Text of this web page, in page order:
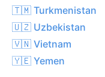
🇹🇲 Turkmenistan
🇺🇿 Uzbekistan
🇻🇳 Vietnam
🇾🇪 Yemen